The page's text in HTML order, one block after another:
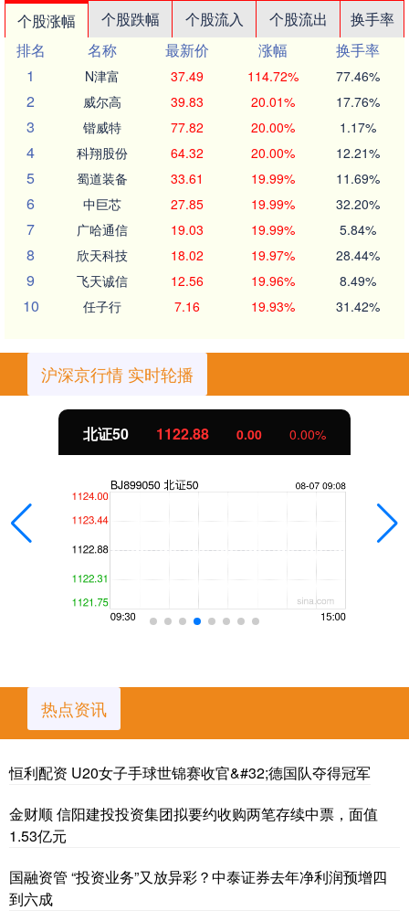
个股涨幅 个股跌幅 个股流入 个股流出
换手率
排名
名称 最新价 涨幅
换手率
1
N津富 37.49 114.72% 77.46%
2 威尔高 39.83 20.01% 17.76%
3 锴威特 77.82 20.00% 1.17%
4 科翔股份 64.32 20.00% 12.21%
5 蜀道装备 33.61 19.99% 11.69%
6 中巨芯 27.85 19.99% 32.20%
7 广哈通信 19.03 19.99% 5.84%
8 欣天科技 18.02 19.97% 28.44%
9 飞天诚信 12.56 19.96% 8.49%
10 任子行 7.16 19.93% 31.42%
沪深京行情 实时轮播
北证50 1122.88 0.00 0.00%
热点资讯
恒利配资 U20女子手球世锦赛收官&#32;德国队夺得冠军
金财顺 信阳建投投资集团拟要约收购两笔存续中票，面值
1.53亿元
国融资管 “投资业务”又放异彩？中泰证券去年净利润预增四
到六成